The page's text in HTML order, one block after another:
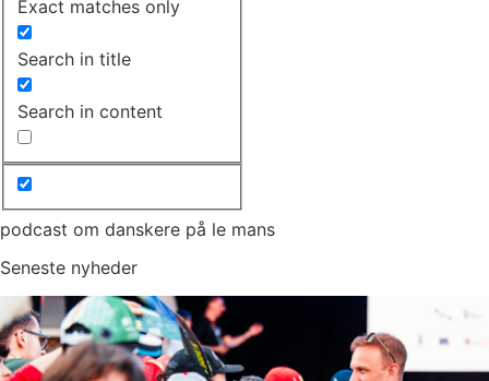
Exact matches only
Search in title
Search in content
podcast om danskere på le mans
Seneste nyheder